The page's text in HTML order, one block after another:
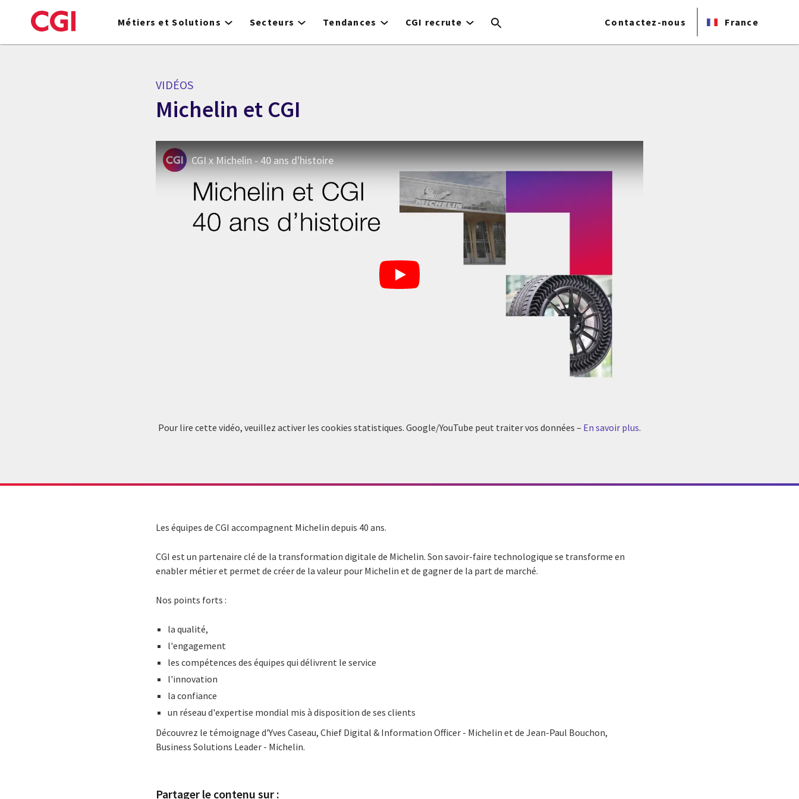
to
Métiers et Solutions Secteurs Tendances CGI recrute Contactez-nous France
VIDÉOS
Michelin et CGI
CGI x Michelin - 40 ans d'histoire
Pour lire cette vidéo, veuillez activer les cookies statistiques. Google/YouTube peut traiter vos données – En savoir plus.
Les équipes de CGI accompagnent Michelin depuis 40 ans.
CGI est un partenaire clé de la transformation digitale de Michelin. Son savoir-faire technologique se transforme en
enabler métier et permet de créer de la valeur pour Michelin et de gagner de la part de marché.
Nos points forts :
la qualité,
l'engagement
les compétences des équipes qui délivrent le service
l'innovation
la confiance
un réseau d'expertise mondial mis à disposition de ses clients
Découvrez le témoignage d'Yves Caseau, Chief Digital & Information Officer - Michelin et de Jean-Paul Bouchon,
Business Solutions Leader - Michelin.
Partager le contenu sur :